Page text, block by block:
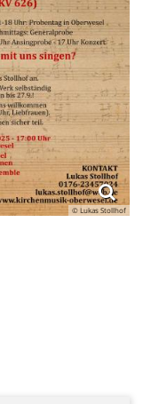
© Lukas Stollhof